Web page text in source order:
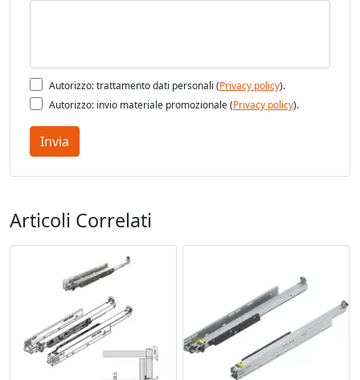
Autorizzo: trattamento dati personali (Privacy policy).
Autorizzo: invio materiale promozionale (Privacy policy).
Invia
Articoli Correlati